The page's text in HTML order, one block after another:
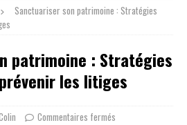
Sanctuariser son patrimoine : Stratégies
patrimoine : Stratégies
les litiges
Commentaires fermés